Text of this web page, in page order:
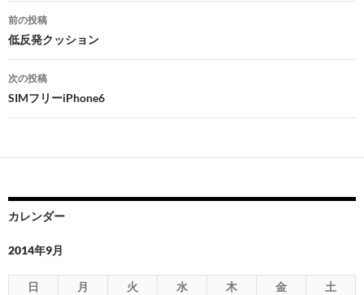
投
稿
ナ
ビ
ゲ
ー
ョ
ン
前の投稿
低反発クッション
次の投稿
SIMフリーiPhone6
カレンダー
2014年9月
日 月 火 水 木 金
土